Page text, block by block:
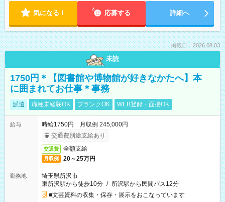
気になる！ 応募する 詳細へ
掲載日：2026.08.03
未読
1750円＊【図書館や博物館が好きなかたへ】本
に囲まれてお仕事＊事務
派遣 職種未経験OK ブランクOK WEB登録・面接OK
給与
時給1750円 月収例 245,000円
交通費別途支給あり
交通費 全額支給
月収例 20～25万円
勤務地
埼玉県所沢市
東所沢駅から徒歩10分 / 所沢駅から民間バス12分
■文芸資料の収集・保存・展示をおこなっています